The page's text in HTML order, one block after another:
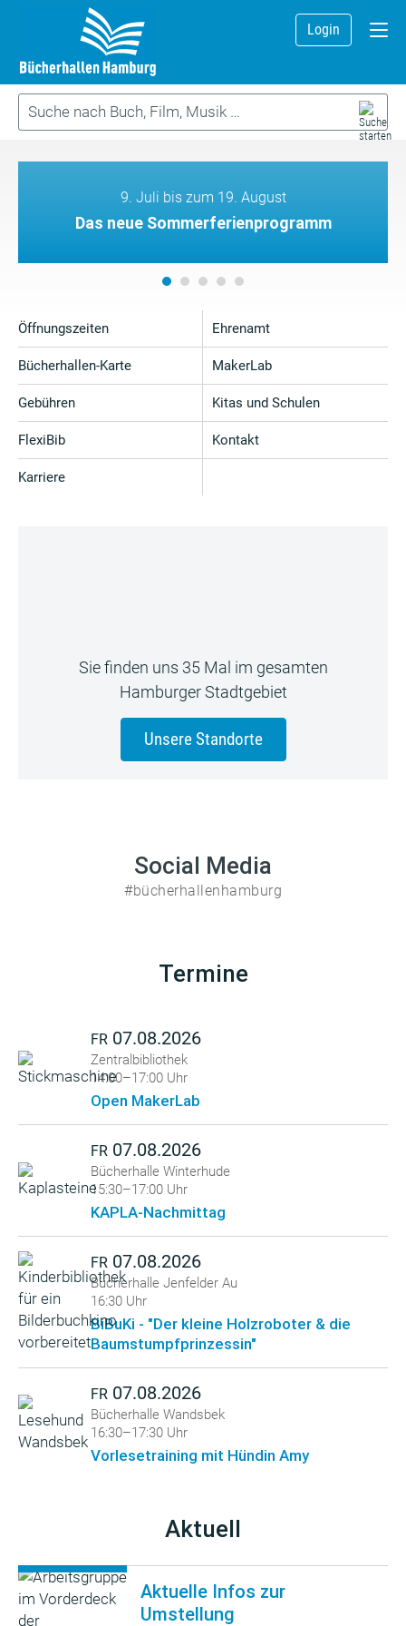
Login
9. Juli bis zum 19. August
Das neue Sommerferienprogramm
Öffnungszeiten
Bücherhallen-Karte
Gebühren
FlexiBib
Karriere
Ehrenamt
MakerLab
Kitas und Schulen
Kontakt
Sie finden uns 35 Mal im gesamten
Hamburger Stadtgebiet
Unsere Standorte
Social Media
#bücherhallenhamburg
Termine
FR 07.08.2026
Zentralbibliothek
14:00–17:00 Uhr
Open MakerLab
FR 07.08.2026
Bücherhalle Winterhude
15:30–17:00 Uhr
KAPLA-Nachmittag
FR 07.08.2026
Bücherhalle Jenfelder Au
16:30 Uhr
BiBuKi - "Der kleine Holzroboter & die
Baumstumpfprinzessin"
FR 07.08.2026
Bücherhalle Wandsbek
16:30–17:30 Uhr
Vorlesetraining mit Hündin Amy
Aktuell
Aktuelle Infos zur
Umstellung